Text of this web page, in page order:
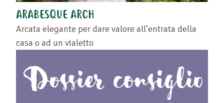
ARABESQUE ARCH
Arcata elegante per dare valore all’entrata della
casa o ad un vialetto
Dossier consiglio